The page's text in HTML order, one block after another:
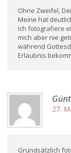
Ohne Zweifel,
Meine hat
Ich fotografiere
mich aber nie
während
Erlaubnis
27.
Grundsätzlich